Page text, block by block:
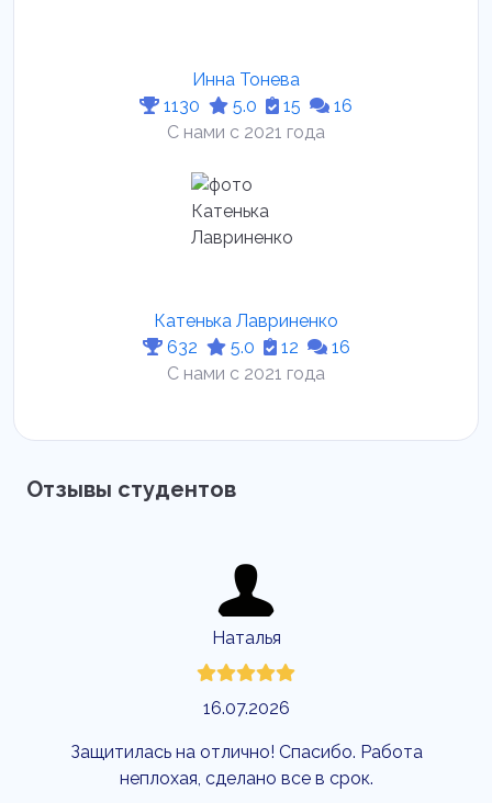
Инна Тонева
1130
5.0 15
16
С нами с 2021 года
Катенька Лавриненко
632
5.0 12
16
С нами с 2021 года
Отзывы студентов
Наталья
16.07.2026
Защитилась на отлично! Спасибо. Работа
неплохая, сделано все в срок.